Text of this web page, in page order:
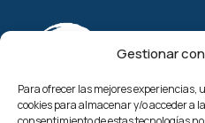
Gestionar
Para ofrecer las mejores experiencias,
cookies para almacenar y/o acceder a